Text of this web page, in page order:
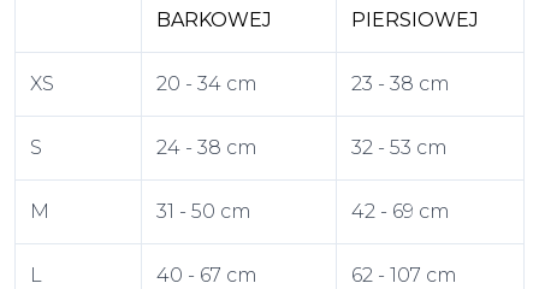
BARKOWEJ
PIERSIOWEJ
XS 20 - 34 cm 23 - 38 cm
S 24 - 38 cm 32 - 53 cm
M 31 - 50 cm 42 - 69 cm
L 40 - 67 cm 62 - 107 cm